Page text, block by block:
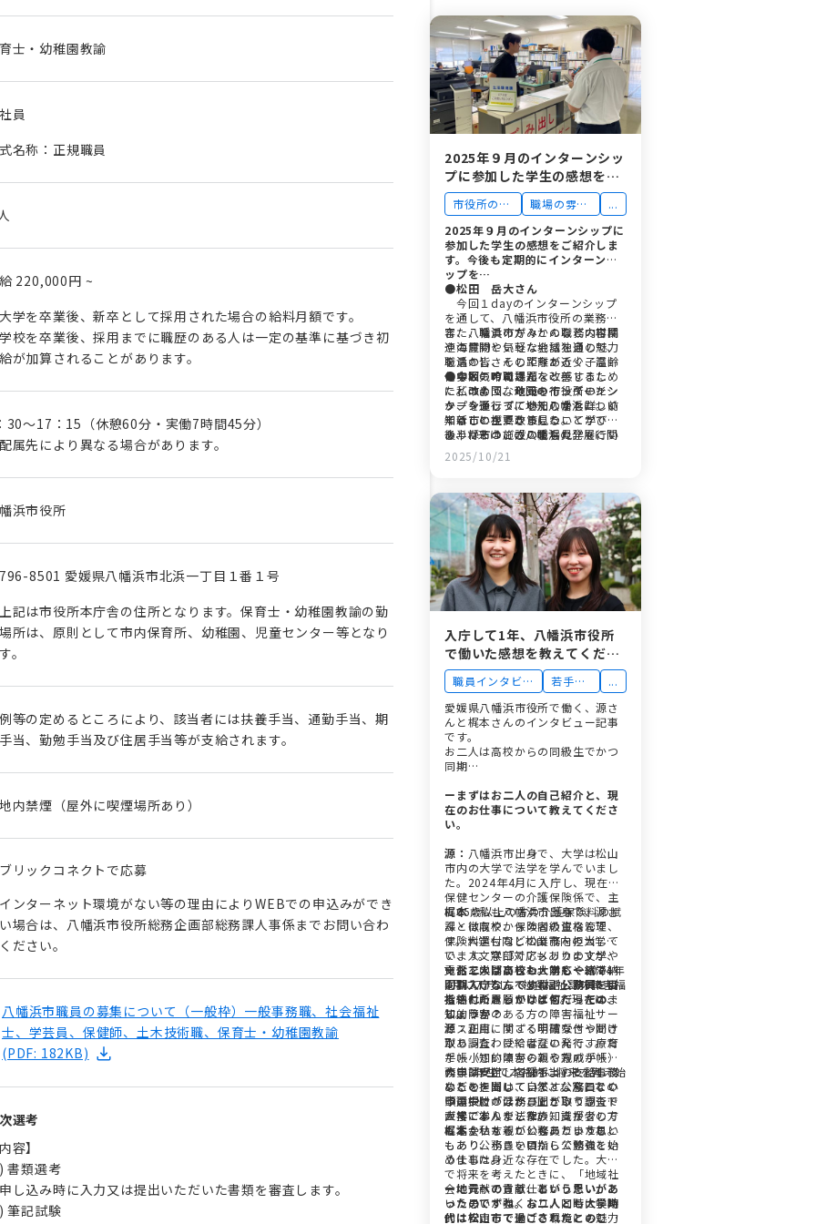
士・幼稚園教諭
員
名称：正規職員
220,000円 ~
学を卒業後、新卒として採用された場合の給料月額です。
校を卒業後、採用までに職歴のある人は一定の基準に基づき初
が加算されることがあります。
30～17：15（休憩60分・実働7時間45分）
属先により異なる場合があります。
浜市役所
8501 愛媛県八幡浜市北浜一丁目１番１号
記は市役所本庁舎の住所となります。保育士・幼稚園教諭の勤
所は、原則として市内保育所、幼稚園、児童センター等となり
。
等の定めるところにより、該当者には扶養手当、通勤手当、期
当、勤勉手当及び住居手当等が支給されます。
内禁煙（屋外に喫煙場所あり）
リックコネクトで応募
ンターネット環境がない等の理由によりWEBでの申込みができ
場合は、八幡浜市役所総務企画部総務課人事係までお問い合わ
ださい。
八幡浜市職員の募集について（一般枠）一般事務職、社会福祉
士、学芸員、保健師、土木技術職、保育士・幼稚園教諭
(PDF: 182KB)
選考
容】
書類選考
し込み時に入力又は提出いただいた書類を審査します。
筆記試験
2025年９月のインターンシッ
プに参加した学生の感想を紹
介します！
市役所の魅
力
職場の雰囲
気
...
2025年９月のインターンシップに
参加した学生の感想をご紹介しま
す。 今後も定期的にインターンシ
ップを…
●松田 岳大さん
今回１dayのインターンシップ
を通して、八幡浜市役所の業務内
容、八幡浜市がみかんなどの柑橘
や海産物といった地域独自の魅力
を活かし、そして今ある少子高齢
化などの市の課題を改善するため
にどのような政策を行っていた
か、今後行っていくのかを詳しく
知ることができました。
また、職員の方々との職務内容関
連の質問や気軽な会話を通して、
職員の皆さんの距離が近く、温か
い雰囲気の職場だなと感じまし
た。改めて、今回のインターンシ
ップを通して、地元八幡浜につい
て新しい視点から見ることがで
き、将来はこの八幡浜の発展に関
わりたいと強く考えました。
本日はありがとうございました。
●中坂 吟司さん
私は今回、地元の市役所のイン
ターンシップに参加しました。前
半は市の主要政策について学び、
後半は市の施設の職場見学を行い
ました。１日を通して、知ってい
るようで知らなかった八幡浜市の
めの取り組みを知ったり、働く人
の視点や仕事に対する思いを知し
ったりと、新たに多くのことを学
びました。特に、後半の職場見学
では、実際に仕事をされている方
に直接お会いし、現場の様子をリ
アルに知ることができました。公
務員として働くうえで、大事にし
たいことや、やってみたい仕事に
りました。
ありがとうございました。
2025/10/21
入庁して1年、八幡浜市役所
で働いた感想を教えてくださ
い！～1年目職員に、入庁前
後の想いややりがいを聞いて
みました～
職員インタビュ
ー
若手職
員
...
愛媛県八幡浜市役所で働く、源さ
んと梶本さんのインタビュー記事
です。
お二人は高校からの同級生でかつ
同期…
ーまずはお二人の自己紹介と、現
在のお仕事について教えてくださ
い。
源： 八幡浜市出身で、大学は松山
市内の大学で法学を学んでいまし
た。2024年4月に入庁し、現在は
保健センターの介護保険係で、主
に65歳以上の方の介護保険料の賦
課・徴収や、保険者の資格管理、
保険料還付などの業務を担当して
います。窓口対応もありますが、
電話での問い合わせ対応や、滞納
されている方への電話・訪問によ
る納付のお願いなども行っていま
す。
梶本：私も八幡浜市出身で、源さ
んとは高校からの同級生なんで
す。大学も同じ松山市内の大学
で、人文学部でアメリカの文学や
文化を学びました。同じく2024年
4月に入庁し、社会福祉課の障害福
祉係に所属しています。現在は、
知的障害のある方の障害福祉サー
ビス利用に関する申請受付や聞き
取り調査、受給者証の発行、療育
手帳（知的障害のある方の手帳）
の申請受付、各種手当の支給事務
などを担当しています。窓口での
申請受付のほか、聞き取り調査で
直接ご本人やご家族、支援者の方
にお会いすることもありますね。
ーお二人は高校も大学も一緒で、
同期入庁なんですね！公務員を目
指されたきっかけは何だったので
しょうか？
源：正直、すごく明確なきっかけ
があったわけではないんです。た
だ、小さい頃から親や親戚が「公
務員は安定しているよ」と話して
いるのを聞いていて、なんとなく
頭の中に「公務員」というワード
が常にありました。
大学3年生で本格的に将来を考え始
めたときには、自然と公務員とい
う選択肢が浮かび上がってきて、
大学で学んだ法律の知識が少しで
も活かせたらいいな、という思い
もあり公務員を目指して勉強を始
めました。
梶本：私も親が公務員だったこと
もあり、小さい頃から公務員とい
う仕事は身近な存在でした。大学
で将来を考えたときに、「地域社
会に貢献できる仕事がしたい」と
いう思いが強くなり、同時に長期
的に安定して働ける環境にも魅力
ー地元への貢献、という思いがあ
ったのですね。お二人とも大学時
代は松山市で過ごされたとのこと